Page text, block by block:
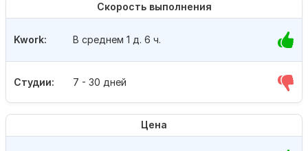
Скорость выполнения
Студии: 7 - 30 дней
Kwork: В среднем 1 д. 6 ч.
Цена